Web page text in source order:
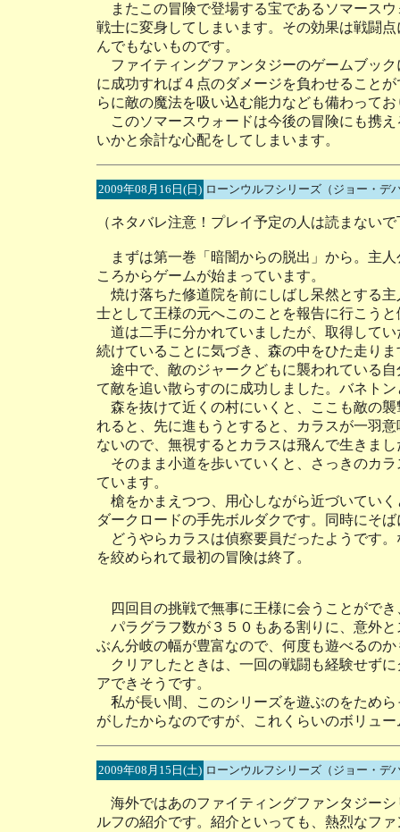
またこの冒険で登場する宝であるソマース
戦士に変身してしまいます。その効果は戦闘
んでもないものです。
ファイティングファンタジーのゲームブッ
に成功すれば４点のダメージを負わせること
らに敵の魔法を吸い込む能力なども備わって
このソマースウォードは今後の冒険にも携
いかと余計な心配をしてしまいます。
2009年08月16日(日) ローンウルフシリーズ（ジョー・
（ネタバレ注意！プレイ予定の人は読まない
まずは第一巻「暗闇からの脱出」から。主
ころからゲームが始まっています。
焼け落ちた修道院を前にしばし呆然とする
士として王様の元へこのことを報告に行こう
道は二手に分かれていましたが、取得して
続けていることに気づき、森の中をひた走りま
途中で、敵のジャークどもに襲われている
て敵を追い散らすのに成功しました。バネト
森を抜けて近くの村にいくと、ここも敵の
れると、先に進もうとすると、カラスが一羽
ないので、無視するとカラスは飛んで生きまし
そのまま小道を歩いていくと、さっきのカ
ています。
槍をかまえつつ、用心しながら近づいてい
ダークロードの手先ボルダクです。同時にそ
どうやらカラスは偵察要員だったようです
を絞められて最初の冒険は終了。
四回目の挑戦で無事に王様に会うことができ
パラグラフ数が３５０もある割りに、意外
ぶん分岐の幅が豊富なので、何度も遊べるの
クリアしたときは、一回の戦闘も経験せず
アできそうです。
私が長い間、このシリーズを遊ぶのをため
がしたからなのですが、これくらいのボリュ
2009年08月15日(土) ローンウルフシリーズ（ジョー・デ
海外ではあのファイティングファンタジー
ルフの紹介です。紹介といっても、熱烈なフ